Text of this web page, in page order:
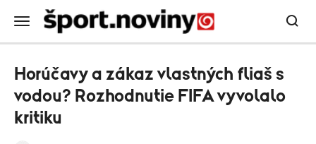
Horúčavy a zákaz vlastných fliaš s
vodou? Rozhodnutie FIFA vyvolalo
kritiku